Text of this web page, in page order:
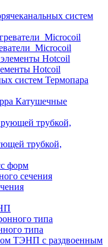
систем
Hotcoil
Термопара
Катушечные
трубкой,
форм
сечения
типа
ТЭНП с раздвоенным